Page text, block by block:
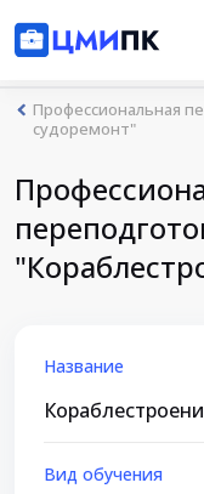
Профессиональная
судоремонт"
Название
Вид обучения